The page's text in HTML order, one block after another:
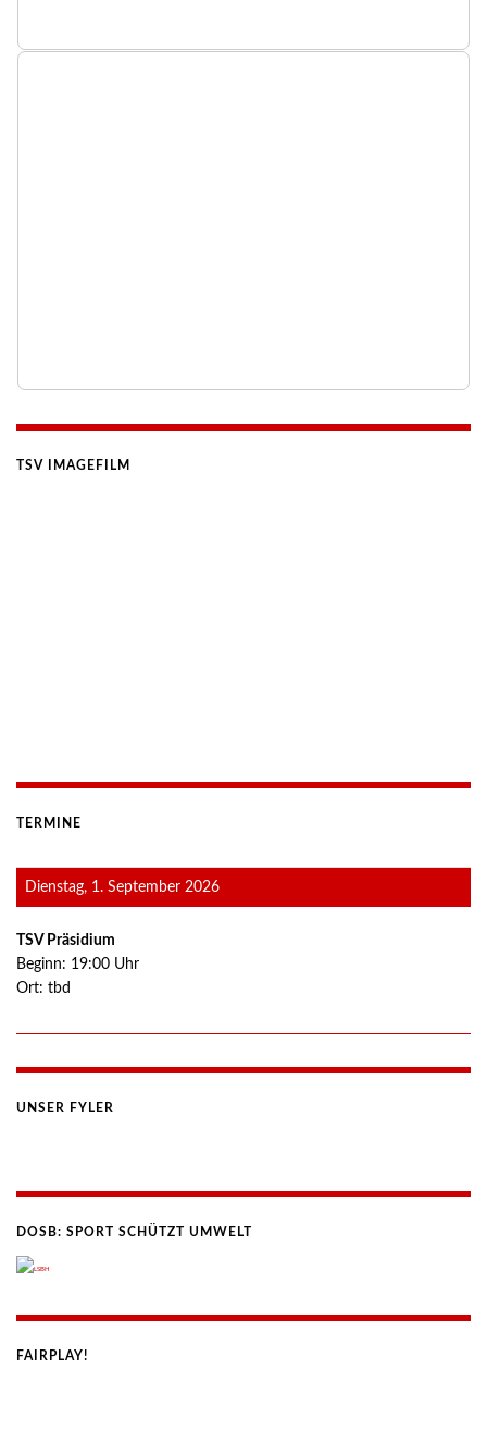
TSV IMAGEFILM
TERMINE
Dienstag, 1. September 2026
TSV Präsidium
Beginn: 19:00 Uhr
Ort: tbd
UNSER FYLER
DOSB: SPORT SCHÜTZT UMWELT
FAIRPLAY!